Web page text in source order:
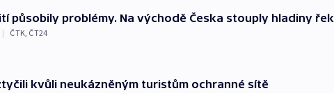
působily problémy. Na východě Česka stouply hladiny řek
| ČTK, ČT24
kvůli neukázněným turistům ochranné sítě